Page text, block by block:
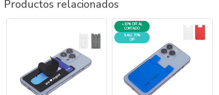
Productos relacionados
+10% OFF AL
CONTADO
SALE 70%
OFF